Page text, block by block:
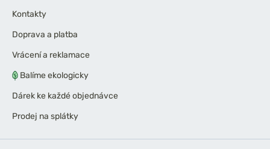
Kontakty
Doprava a platba
Vrácení a reklamace
Balíme ekologicky
Dárek ke každé objednávce
Prodej na splátky